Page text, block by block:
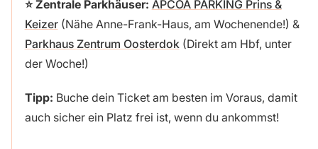
⭐️Zentrale Parkhäuser: APCOA PARKING Prins &
Keizer(Nähe Anne-Frank-Haus, am Wochenende!) &
Parkhaus Zentrum Oosterdok(Direkt am Hbf, unter
der Woche!)
Tipp: Buche dein Ticket am besten im Voraus, damit
auch sicher ein Platz frei ist, wenn du ankommst!